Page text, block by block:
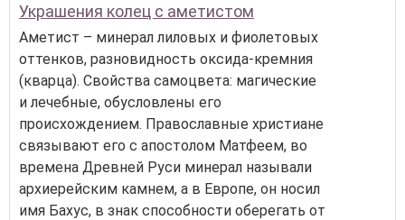
Украшения колец с аметистом
Аметист – минерал лиловых и фиолетовых
оттенков, разновидность оксида-кремния
(кварца). Свойства самоцвета: магические
и лечебные, обусловлены его
происхождением. Православные христиане
связывают его с апостолом Матфеем, во
времена Древней Руси минерал называли
архиерейским камнем, а в Европе, он носил
имя Бахус, в знак способности оберегать от